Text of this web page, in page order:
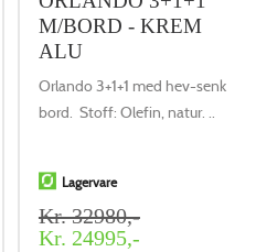
M/BORD - KREM
ALU
Orlando 3+1+1 med hev-senk
bord. Stoff: Olefin, natur. ..
Lagervare
Kr. 32980,-
Kr. 24995,-